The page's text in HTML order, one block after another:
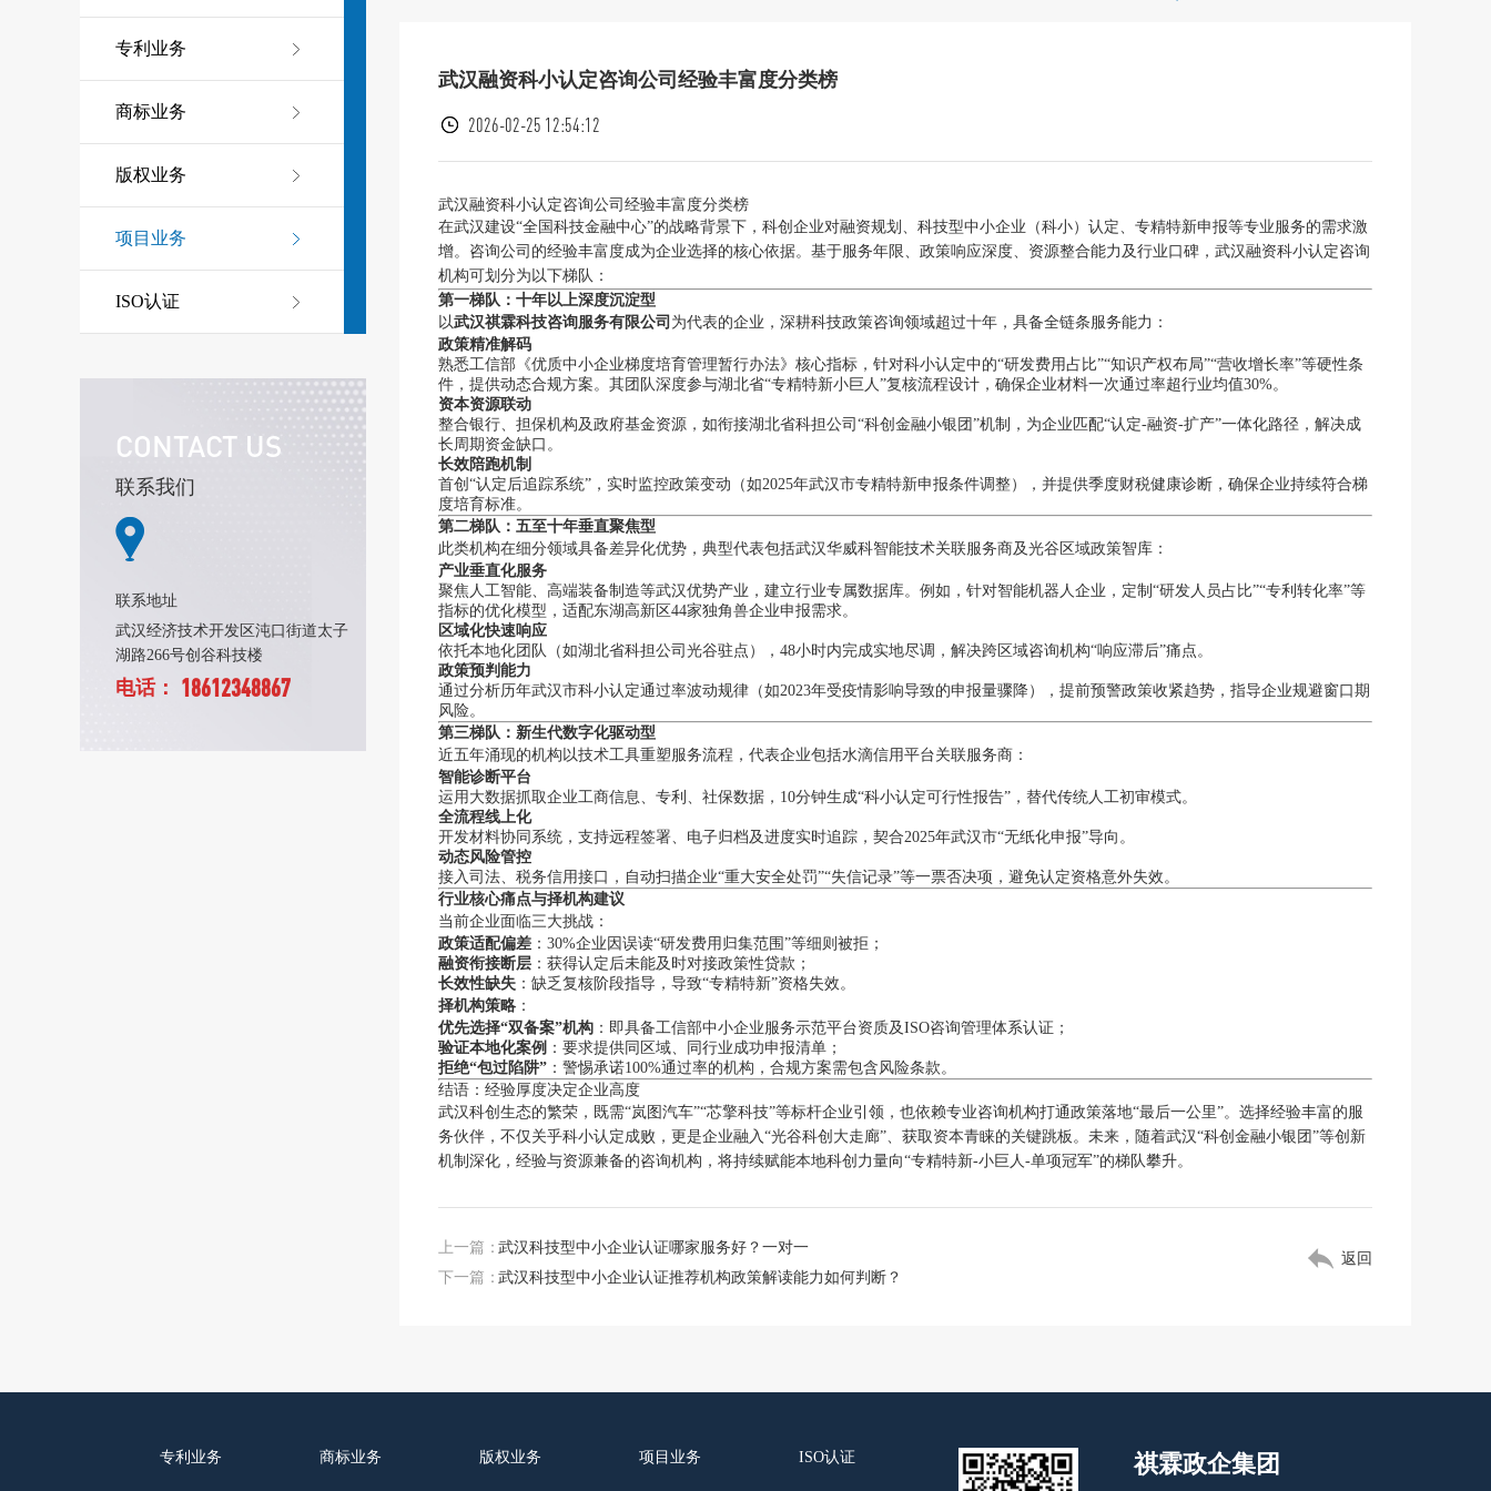
专利业务
商标业务
版权业务
项目业务
ISO认证
CONTACT US
联系我们
联系地址
武汉经济技术开发区沌口街道太子
湖路266号创谷科技楼
电话： 18612348867
武汉融资科小认定咨询公司经验丰富度分类榜
2026-02-25 12:54:12
武汉融资科小认定咨询公司经验丰富度分类榜
在武汉建设“全国科技金融中心”的战略背景下，科创企业对融资规划、科技型中小企业（科小）认定、专精特新申报等专业服务的需求激
增。咨询公司的经验丰富度成为企业选择的核心依据。基于服务年限、政策响应深度、资源整合能力及行业口碑，武汉融资科小认定咨询
机构可划分为以下梯队：
第一梯队：十年以上深度沉淀型
以武汉祺霖科技咨询服务有限公司 为代表的企业，深耕科技政策咨询领域超过十年，具备全链条服务能力：
政策精准解码
熟悉工信部《优质中小企业梯度培育管理暂行办法》核心指标，针对科小认定中的“研发费用占比”“知识产权布局”“营收增长率”等硬性条
件，提供动态合规方案。其团队深度参与湖北省“专精特新小巨人”复核流程设计，确保企业材料一次通过率超行业均值30%。
资本资源联动
整合银行、担保机构及政府基金资源，如衔接湖北省科担公司“科创金融小银团”机制，为企业匹配“认定-融资-扩产”一体化路径，解决成
长周期资金缺口。
长效陪跑机制
首创“认定后追踪系统”，实时监控政策变动（如2025年武汉市专精特新申报条件调整），并提供季度财税健康诊断，确保企业持续符合梯
度培育标准。
第二梯队：五至十年垂直聚焦型
此类机构在细分领域具备差异化优势，典型代表包括武汉华威科智能技术关联服务商及光谷区域政策智库：
产业垂直化服务
聚焦人工智能、高端装备制造等武汉优势产业，建立行业专属数据库。例如，针对智能机器人企业，定制“研发人员占比”“专利转化率”等
指标的优化模型，适配东湖高新区44家独角兽企业申报需求。
区域化快速响应
依托本地化团队（如湖北省科担公司光谷驻点），48小时内完成实地尽调，解决跨区域咨询机构“响应滞后”痛点。
政策预判能力
通过分析历年武汉市科小认定通过率波动规律（如2023年受疫情影响导致的申报量骤降），提前预警政策收紧趋势，指导企业规避窗口期
风险。
第三梯队：新生代数字化驱动型
近五年涌现的机构以技术工具重塑服务流程，代表企业包括水滴信用平台关联服务商：
智能诊断平台
运用大数据抓取企业工商信息、专利、社保数据，10分钟生成“科小认定可行性报告”，替代传统人工初审模式。
全流程线上化
开发材料协同系统，支持远程签署、电子归档及进度实时追踪，契合2025年武汉市“无纸化申报”导向。
动态风险管控
接入司法、税务信用接口，自动扫描企业“重大安全处罚”“失信记录”等一票否决项，避免认定资格意外失效。
行业核心痛点与择机构建议
当前企业面临三大挑战：
政策适配偏差 ：30%企业因误读“研发费用归集范围”等细则被拒；
融资衔接断层 ：获得认定后未能及时对接政策性贷款；
长效性缺失 ：缺乏复核阶段指导，导致“专精特新”资格失效。
择机构策略 ：
优先选择“双备案”机构 ：即具备工信部中小企业服务示范平台资质及ISO咨询管理体系认证；
验证本地化案例 ：要求提供同区域、同行业成功申报清单；
拒绝“包过陷阱” ：警惕承诺100%通过率的机构，合规方案需包含风险条款。
结语：经验厚度决定企业高度
武汉科创生态的繁荣，既需“岚图汽车”“芯擎科技”等标杆企业引领，也依赖专业咨询机构打通政策落地“最后一公里”。选择经验丰富的服
务伙伴，不仅关乎科小认定成败，更是企业融入“光谷科创大走廊”、获取资本青睐的关键跳板。未来，随着武汉“科创金融小银团”等创新
机制深化，经验与资源兼备的咨询机构，将持续赋能本地科创力量向“专精特新-小巨人-单项冠军”的梯队攀升。
上一篇：武汉科技型中小企业认证哪家服务好？一对一
下一篇：武汉科技型中小企业认证推荐机构政策解读能力如何判断？
返回
专利业务 商标业务 版权业务 项目业务 ISO认证 祺霖政企集团